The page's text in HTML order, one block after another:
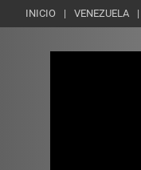
INICIO VENEZUELA